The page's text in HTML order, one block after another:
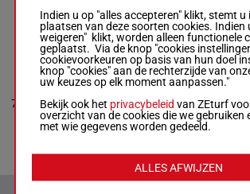
2p 4p 2p 4p 2p
7
ENDURING
SPIRIT
Javier
Castellano-
Carlos R.
Figueroa, Jr.
Box: 7 -R/4 -54
R/454 kg
2p 7p
(24) 4p
7p 9p
7
Indien u op "alles accepteren" klikt, stemt u
plaatsen van deze soorten cookies. Indien
weigeren" klikt, worden alleen functionele
geplaatst. Via de knop "cookies
cookievoorkeuren op basis van hun doel
knop "cookies" aan de rechterzijde van
uw keuzes op elk moment aanpassen."
Bekijk ook het privacybeleid van ZEturf
overzicht van de cookies die we gebruiken
met wie gegevens worden gedeeld.
ALLES AFWIJZEN